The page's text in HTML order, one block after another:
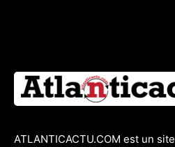
ATLANTICACTU.COM est un